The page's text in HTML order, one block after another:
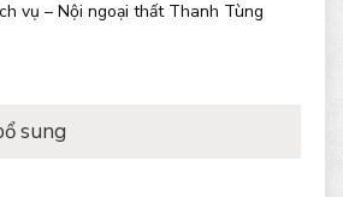
vụ – Nội ngoại thất Thanh Tùng
sung